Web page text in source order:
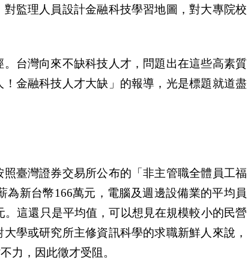
監理人員設計金融科技學習地圖，對大專院校
台灣向來不缺科技人才，問題出在這些高素質
金融科技人才大缺」的報導，光是標題就道盡
臺灣證券交易所公布的「非主管職全體員工福
新台幣166萬元，電腦及週邊設備業的平均員
這還只是平均值，可以想見在規模較小的民營
學或研究所主修資訊科學的求職新鮮人來說，
力，因此徵才受阻。